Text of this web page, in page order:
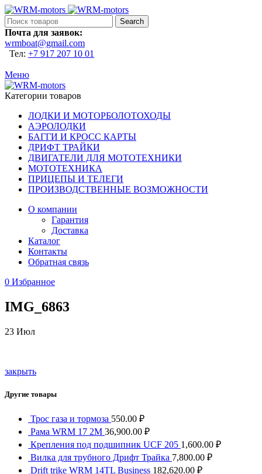
Search
Почта для заявок:
wrmboat@gmail.com
Тел: +7 917 207 10 01
Меню
Категории товаров
ЛОДКИ И МОТОРБОЛОТОХОДЫ
АЭРОЛОДКИ
БАГГИ И КРОСС КАРТЫ
ДРИФТ ТРАЙКИ
ДВИГАТЕЛИ ДЛЯ МОТОТЕХНИКИ
МОТОТЕХНИКА
ПРИЦЕПЫ И ТЕЛЕГИ
ПРОИЗВОДСТВЕННЫЕ ВОЗМОЖНОСТИ
О компании
Гарантия
Доставка
Каталог
Контакты
Обратная связь
0 Избранное
IMG_6863
23 Июл
закрыть
Другие товары
Трос газа и тормоза 550.00 ₽
Рама WRM 17 2М 36,900.00 ₽
Крепления под подшипник UCF 205 1,600.00 ₽
Вилка для трубного Дрифт Трайка 7,800.00 ₽
Drift trike WRM 14TL Business 182,620.00 ₽